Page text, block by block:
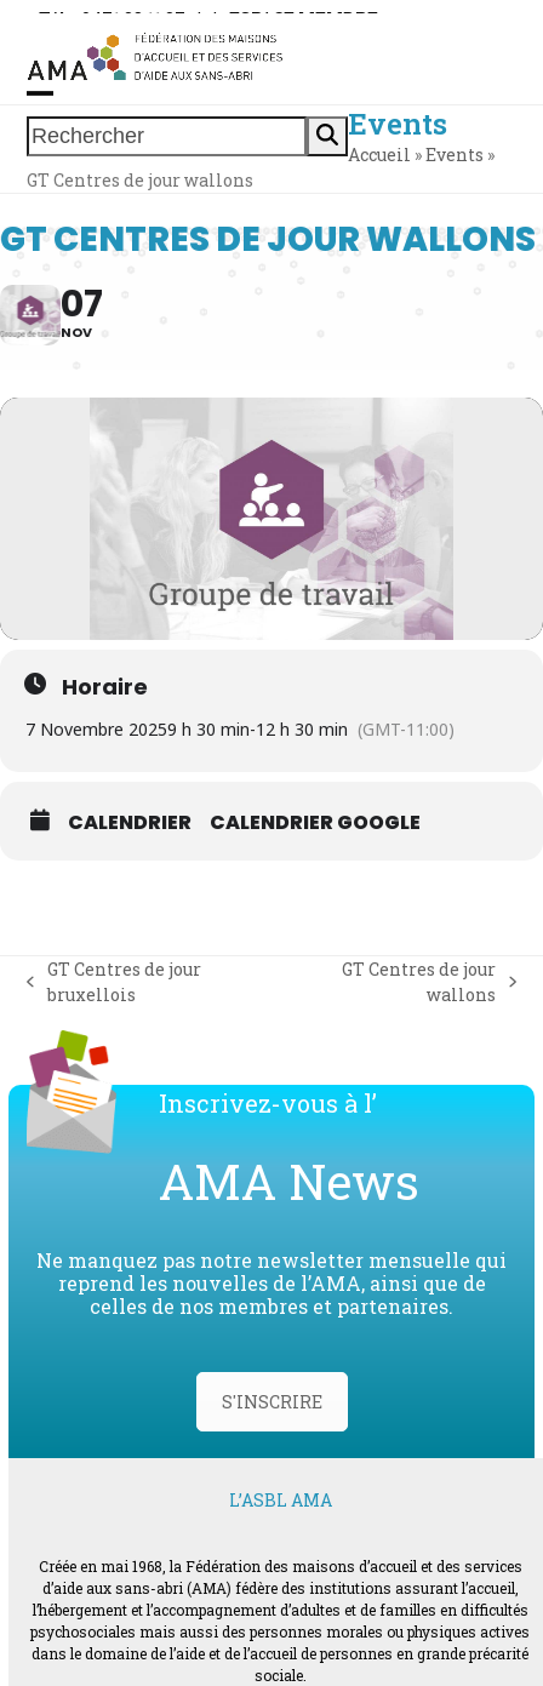
Skip
content
Tél. : 0471 38 11 37 | | ESPACE MEMBRE
Rechercher
Open
mobile
Close
mobile
Events
Accueil »Events »
GT Centres de jour wallons
GT CENTRES DE JOUR WALLONS
07
NOV
Horaire
7 Novembre 20259 h 30 min-12 h 30 min (GMT-11:00)
CALENDRIER CALENDRIER GOOGLE
previous
GT Centres de jour
bruxellois
GT Centres de jour
wallons
Inscrivez-vous à l’
AMA News
Ne manquez pas notre newsletter mensuelle qui
reprend les nouvelles de l’AMA, ainsi que de
celles de nos membres et partenaires.
S'INSCRIRE
L’ASBL AMA
Créée en mai 1968, la Fédération des maisons d’accueil et des services
d’aide aux sans-abri (AMA) fédère des institutions assurant l’accueil,
l’hébergement et l’accompagnement d’adultes et de familles en difficultés
psychosociales mais aussi des personnes morales ou physiques actives
dans le domaine de l’aide et de l’accueil de personnes en grande précarité
sociale.